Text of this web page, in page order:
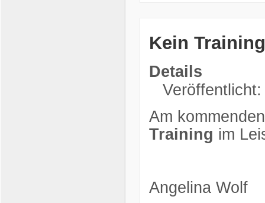
Kein
Details
Am
Training im
Angelina Wolf